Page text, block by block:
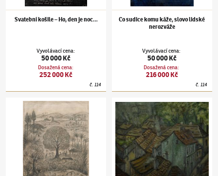
Svatební košile – Ho, den je noc…
Vyvolávací cena:
50 000 Kč
Dosažená cena:
252 000 Kč
č.114
Co sudice komu káže, slovo lidské
nerozváže
Vyvolávací cena:
50 000 Kč
Dosažená cena:
216 000 Kč
č.114
Alén Diviš(1900–1956)Zahrada Edenu Alén Diviš(1900–1956)Na Novém světě